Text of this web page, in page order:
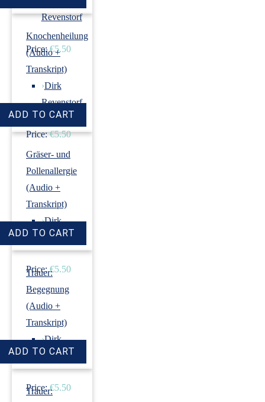
Revenstorf
Price: €5.50
Knochenheilung
(Audio +
Transkript)
›Dirk
Revenstorf
Price: €5.50
Gräser- und
Pollenallergie
(Audio +
Transkript)
›Dirk
Revenstorf
Price: €5.50
Trauer:
Begegnung
(Audio +
Transkript)
›Dirk
Revenstorf
Price: €5.50
Trauer: